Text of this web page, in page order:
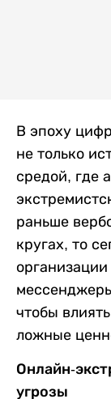
В эпоху
не только
средой, где
раньше
кругах, то
чтобы
ложные
Онлайн-
угрозы